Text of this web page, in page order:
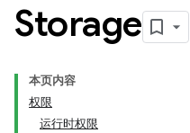
Storage
本页内容
权限
运行时权限